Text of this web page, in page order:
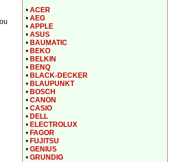
• ACER
• AEG
• APPLE
• ASUS
• BAUMATIC
• BEKO
• BELKIN
• BENQ
• BLACK-DECKER
• BLAUPUNKT
• BOSCH
• CANON
• CASIO
• DELL
• ELECTROLUX
• FAGOR
• FUJITSU
• GENIUS
• GRUNDIG